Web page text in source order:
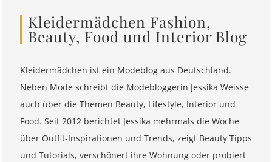
Kleidermädchen Fashion,
Beauty, Food und Interior Blog
Kleidermädchen ist ein Modeblog aus Deutschland.
Neben Mode schreibt die Modebloggerin Jessika Weisse
auch über die Themen Beauty, Lifestyle, Interior und
Food. Seit 2012 berichtet Jessika mehrmals die Woche
über Outfit-Inspirationen und Trends, zeigt Beauty Tipps
und Tutorials, verschönert ihre Wohnung oder probiert